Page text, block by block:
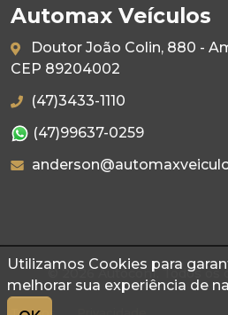
Utilizamos Cookies para
melhorar sua experiência de
Automax Veículos
Doutor João Colin, 880 -
CEP 89204002
(47)3433-1110
(47)99637-0259
© 2026 Autoconf. Todos os